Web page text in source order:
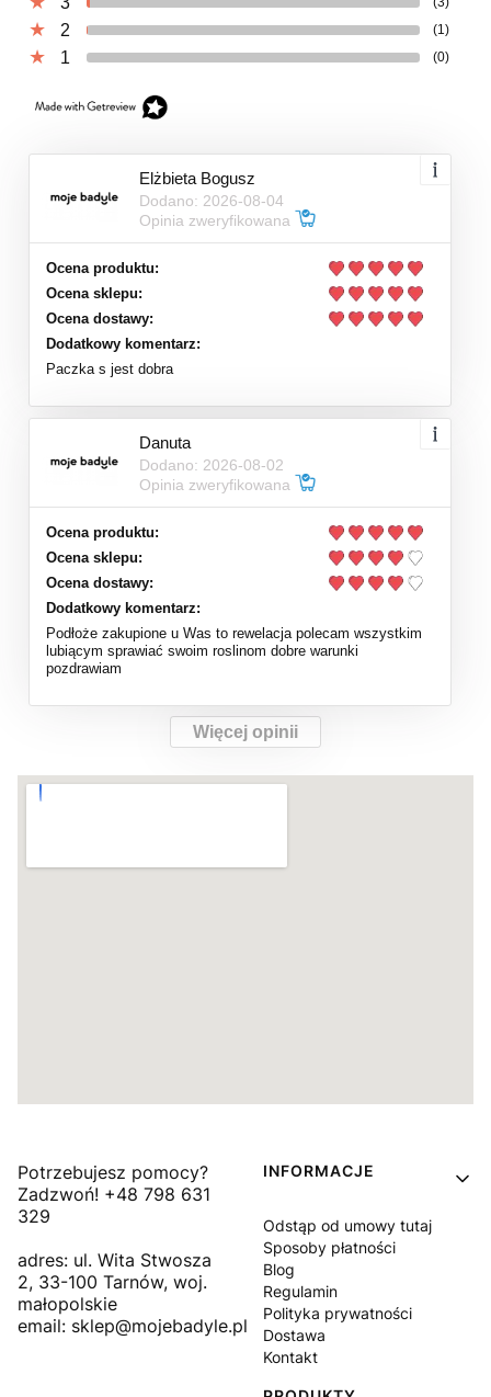
2 (1)
1 (0)
Elżbieta Bogusz
Dodano: 2026-08-04
Opinia zweryfikowana
Ocena produktu:
Ocena sklepu:
Ocena dostawy:
Dodatkowy komentarz:
Paczka s jest dobra
Danuta
Dodano: 2026-08-02
Opinia zweryfikowana
Ocena produktu:
Ocena sklepu:
Ocena dostawy:
Dodatkowy komentarz:
Podłoże zakupione u Was to rewelacja polecam wszystkim
lubiącym sprawiać swoim roslinom dobre warunki
pozdrawiam
Więcej opinii
Potrzebujesz pomocy?
Zadzwoń! +48 798 631
329
adres: ul. Wita Stwosza
2, 33-100 Tarnów, woj.
małopolskie
email: sklep@mojebadyle.pl
Linki w stopce
INFORMACJE
Odstąp od umowy tutaj
Sposoby płatności
Blog
Regulamin
Polityka prywatności
Dostawa
Kontakt